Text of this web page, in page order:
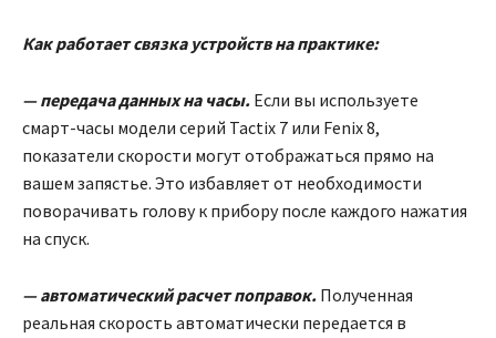
Как работает связка устройств на практике:
— передача данных на часы. Если вы используете
смарт-часы модели серий Tactix 7 или Fenix 8,
показатели скорости могут отображаться прямо на
вашем запястье. Это избавляет от необходимости
поворачивать голову к прибору после каждого нажатия
на спуск.
— автоматический расчет поправок. Полученная
реальная скорость автоматически передается в